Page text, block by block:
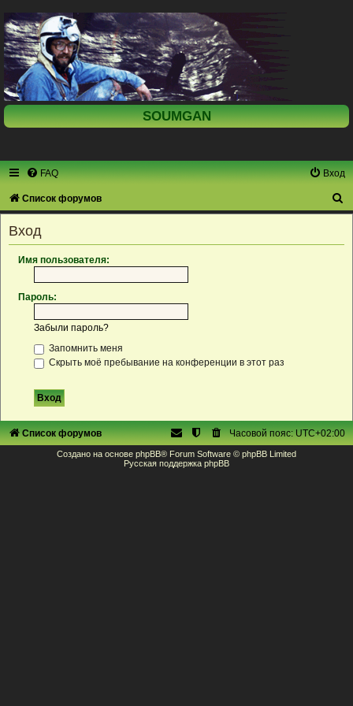
SOUMGAN
FAQ Вход
Список форумов
Вход
Имя пользователя:
Пароль:
Забыли пароль?
Запомнить меня
Скрыть моё пребывание на конференции в этот раз
Список форумов Часовой пояс:UTC+02:00
Создано на основе phpBB® Forum Software © phpBB Limited
Русская поддержка phpBB